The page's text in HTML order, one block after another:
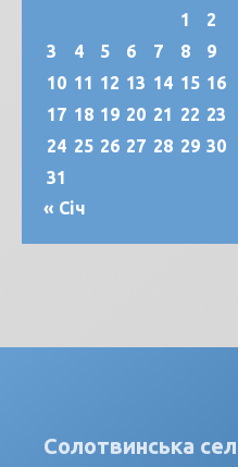
1
2
3
4 5 6 7 8
9
10 11 12 13 14 15 16
17 18 19 20 21 22 23
24 25 26 27 28 29 30
31
« Січ
Солотвинська